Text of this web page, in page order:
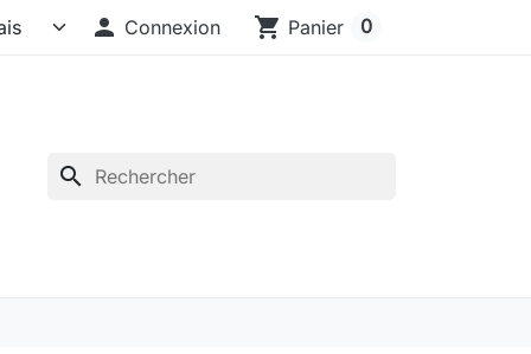
 Connexion shopping_cart Panier 0
search